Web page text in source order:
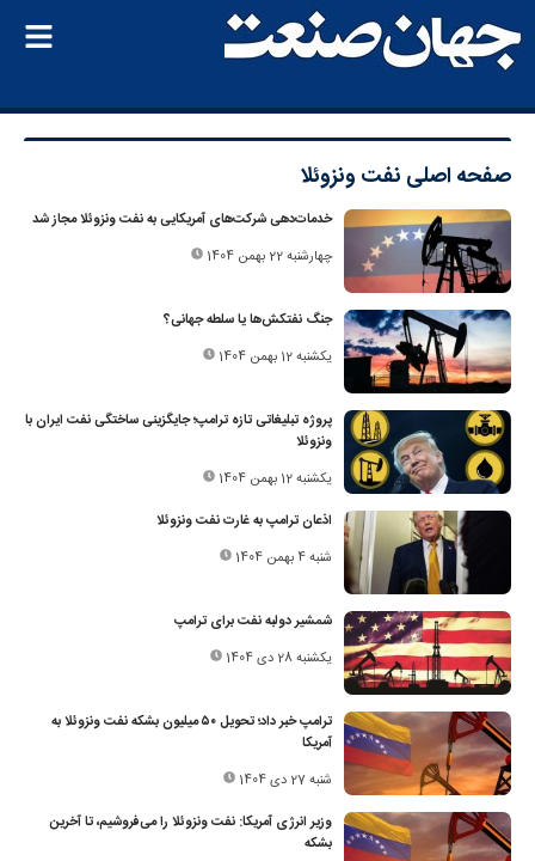
صفحه اصلی نفت ونزوئلا
خدمات‌دهی شرکت‌های آمریکایی به نفت ونزوئلا مجاز شد
چهارشنبه 22 بهمن 1404
جنگ نفتکش‌ها یا سلطه جهانی؟
یکشنبه 12 بهمن 1404
پروژه تبلیغاتی تازه ترامپ؛ جایگزینی ساختگی نفت ایران با
ونزوئلا
یکشنبه 12 بهمن 1404
اذعان ترامپ به غارت نفت ونزوئلا
شنبه 4 بهمن 1404
شمشیر دولبه نفت برای ترامپ
یکشنبه 28 دی 1404
ترامپ خبر داد؛ تحویل ۵۰ میلیون بشکه نفت ونزوئلا به
آمریکا
شنبه 27 دی 1404
وزیر انرژی آمریکا: نفت ونزوئلا را می‌فروشیم، تا آخرین
بشکه